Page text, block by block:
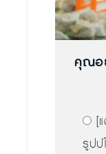
คุณอ
[
รูปป